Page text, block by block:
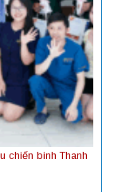
chiến binh Thanh